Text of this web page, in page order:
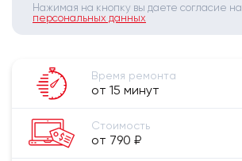
Нажимая на кнопку вы даете согласие на
персональных данных
Время ремонта
от 15 минут
Стоимость
от 790 ₽